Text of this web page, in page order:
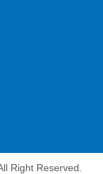
Right Reserved.